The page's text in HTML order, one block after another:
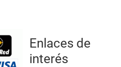
Enlaces de
interés